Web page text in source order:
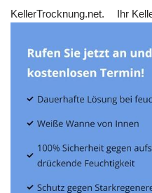
KellerTrocknung.net. Ihr